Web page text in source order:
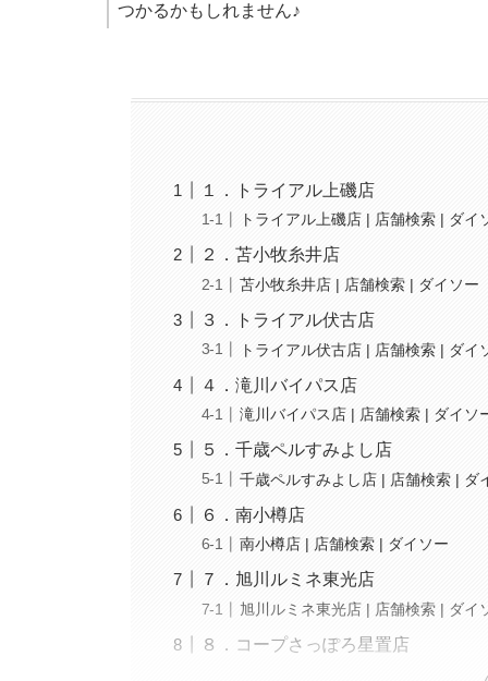
つかるかもしれません♪
１．トライアル上磯店
トライアル上磯店 | 店舗検索 | ダイ
２．苫小牧糸井店
苫小牧糸井店 | 店舗検索 | ダイソー
３．トライアル伏古店
トライアル伏古店 | 店舗検索 | ダイ
４．滝川バイパス店
滝川バイパス店 | 店舗検索 | ダイソ
５．千歳ペルすみよし店
千歳ペルすみよし店 | 店舗検索 | ダ
６．南小樽店
南小樽店 | 店舗検索 | ダイソー
７．旭川ルミネ東光店
旭川ルミネ東光店 | 店舗検索 | ダイ
８．コープさっぽろ星置店